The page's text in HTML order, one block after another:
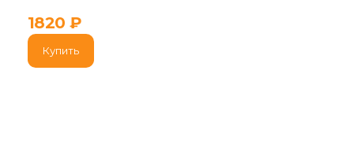
1820 ₽
Купить